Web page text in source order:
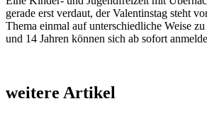
gerade erst verdaut, der Valentinstag steht
Thema einmal auf unterschiedliche Weise
und 14 Jahren können sich ab sofort
weitere Artikel